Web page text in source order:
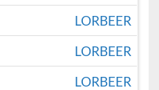
LORBEER
LORBEER
LORBEER